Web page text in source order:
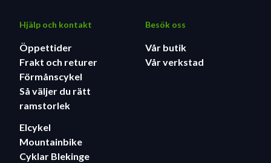
Hjälp och kontakt
Öppettider
Frakt och returer
Förmånscykel
Så väljer du rätt
ramstorlek
Elcykel
Mountainbike
Cyklar Blekinge
Besök oss
Vår butik
Vår verkstad